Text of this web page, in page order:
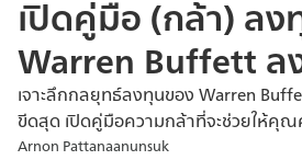
เปิดคู่มือ (กล้า) ลง
Warren Buffett ล
ท่ามกลางความกลั
เจาะลึกกลยุทธ์ลงทุนของ Warren
ขีดสุด เปิดคู่มือความกล้าที่จะช่วยให้คุณ
พร้อมๆ กันที่นี่
Arnon Pattanaanunsuk